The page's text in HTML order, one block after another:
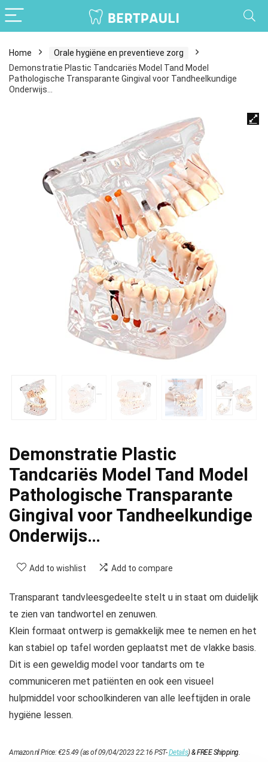
Home
Orale hygiëne en preventieve zorg
Demonstratie Plastic Tandcariës Model Tand Model
Pathologische Transparante Gingival voor Tandheelkundige
Onderwijs…
Demonstratie Plastic
Tandcariës Model Tand Model
Pathologische Transparante
Gingival voor Tandheelkundige
Onderwijs…
Add to wishlist Add to compare
Transparant tandvleesgedeelte stelt u in staat om duidelijk
te zien van tandwortel en zenuwen.
Klein formaat ontwerp is gemakkelijk mee te nemen en het
kan stabiel op tafel worden geplaatst met de vlakke basis.
Dit is een geweldig model voor tandarts om te
communiceren met patiënten en ook een visueel
hulpmiddel voor schoolkinderen van alle leeftijden in orale
hygiëne lessen.
Amazon.nl Price:€25.49 (as of 09/04/2023 22:16 PST-Details)&FREE Shipping.